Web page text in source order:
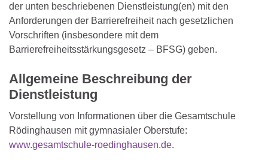
der unten beschriebenen Dienstleistung(en) mit den
Anforderungen der Barrierefreiheit nach gesetzlichen
Vorschriften (insbesondere mit dem
Barrierefreiheitsstärkungsgesetz – BFSG) geben.
Allgemeine Beschreibung der
Dienstleistung
Vorstellung von Informationen über die Gesamtschule
Rödinghausen mit gymnasialer Oberstufe:
www.gesamtschule-roedinghausen.de.